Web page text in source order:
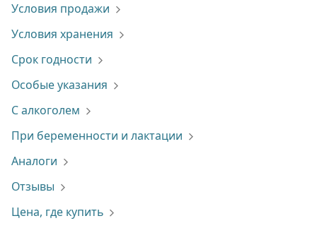
Условия продажи
Условия хранения
Срок годности
Особые указания
С алкоголем
При беременности и лактации
Аналоги
Отзывы
Цена, где купить